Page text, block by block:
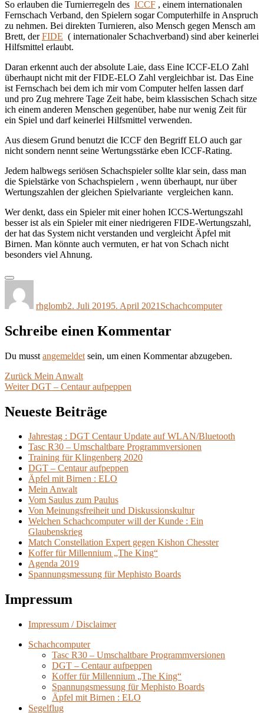
So erlauben die Turnierregeln des ICCF , einem internationalen
Fernschach Verband, den Spielern sogar Computerhilfe in Anspruch
zu nehmen. Bei direkten Turnieren, also Mensch gegen Mensch am
Brett, derFIDE ( internationaler Schachverband) sind aber keinerlei
Hilfsmittel erlaubt.
Daran erkennt auch der absolute Laie, dass Eine ICCF-ELO Zahl
überhaupt nicht mit der FIDE-ELO Zahl vergleichbar ist. Das Eine
ist Fernschach bei dem ich mir vom Computer helfen lassen darf
und pro Zug mehrere Tage Zeit habe, beim klassischen Schach sitze
ich einem anderen Menschen gegenüber, habe nur wenig Zeit für
ein Spiel und darf keinerlei Hilfsmittel verwenden.
Aus diesem Grund benutzt die ICCF den Begriff ELO auch gar
nicht sondern nennt seine Wertungsstärke eben ICCF-Rating.
Jedem halbwegs seriösen Schachspieler sollte klar sein, dass man
die Spielstärke von Schachspielern , wenn überhaupt, nur über
Wertungszahlen der gleichen Spielvariante vergleichen kann.
Wer denkt, dass ein Spieler mit einer hohen ICCS-Wertungszahl
besser ist als ein Spieler mit einer niedrigeren FIDE-Wertungszahl,
der hat das System nicht verstanden und vergleicht Äpfel mit
Birnen. Man könnte auch vermuten, er hat von Schach nicht
besonders viel Ahnung.
rhglomb2. Juli 20195. April 2021 Schachcomputer
Schreibe einen Kommentar
Du musst angemeldet sein, um einen Kommentar abzugeben.
Beitragsnavigation
Zurück Vorheriger
Beitrag:
Mein Anwalt
Weiter Nächster
DGT – Centaur aufpeppen
Neueste Beiträge
Jahrestag : DGT Centaur Update auf WLAN/Bluetooth
Tasc R30 – Umschaltbare Programmversionen
Training für Klingenberg 2020
DGT – Centaur aufpeppen
Äpfel mit Birnen : ELO
Mein Anwalt
Vom Saulus zum Paulus
Von Meinungsfreiheit und Diskussionskultur
Welchen Schachcomputer will der Kunde : Ein
Glaubenskrieg
Match Constellation Expert gegen Kishon Chesster
Koffer für Millennium „The King“
Agenda 2019
Spannungsmessung für Mephisto Boards
Impressum
Impressum / Disclaimer
Schachcomputer
Tasc R30 – Umschaltbare Programmversionen
DGT – Centaur aufpeppen
Koffer für Millennium „The King“
Spannungsmessung für Mephisto Boards
Äpfel mit Birnen : ELO
Segelflug